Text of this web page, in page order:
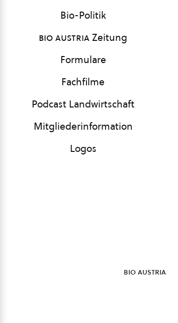
Bio-Politik
bio austriaZeitung
Formulare
Fachfilme
Podcast Landwirtschaft
Mitgliederinformation
Logos
bio austria